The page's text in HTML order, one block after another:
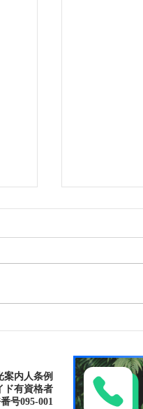
内人条例
有資格者
号095-001​​